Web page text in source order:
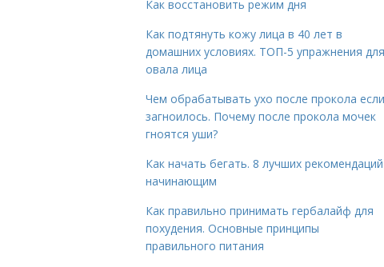
Как восстановить режим дня
Как подтянуть кожу лица в 40 лет в
домашних условиях. ТОП-5 упражнения для
овала лица
Чем обрабатывать ухо после прокола если
загноилось. Почему после прокола мочек
гноятся уши?
Как начать бегать. 8 лучших рекомендаций
начинающим
Как правильно принимать гербалайф для
похудения. Основные принципы
правильного питания